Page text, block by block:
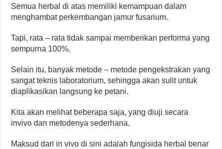
Semua herbal di atas memiliki kemampuan dalam
menghambat perkembangan jamur fusarium.
Tapi, rata – rata tidak sampai memberikan performa yang
sempurna 100%.
Selain itu, banyak metode – metode pengekstrakan yang
sangat teknis laboratorium, sehingga akan sulit untuk
diaplikasikan langsung ke petani.
Kita akan melihat beberapa saja, yang diuji secara
invivo dan metodenya sederhana.
Maksud dari in vivo di sini adalah fungisida herbal benar